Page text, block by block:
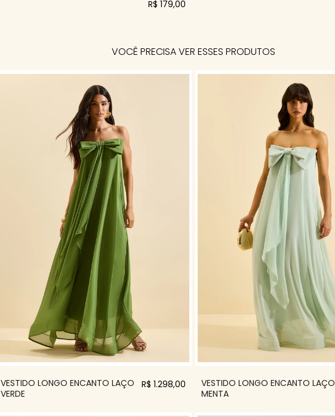
R$ 179,00
VOCÊ PRECISA VER ESSES PRODUTOS
VESTIDO LONGO ENCANTO LAÇO
VERDE
R$ 1.298,00
VESTIDO LONGO ENCANTO LAÇO
MENTA